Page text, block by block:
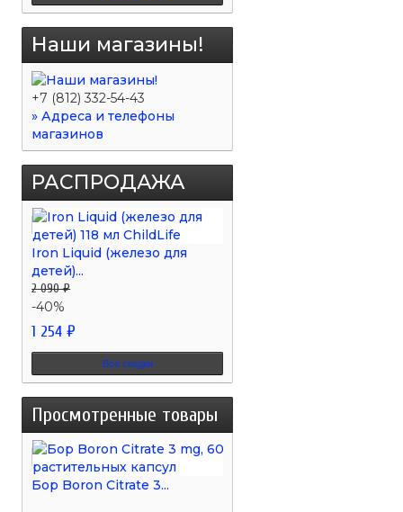
Наши магазины!
+7 (812) 332-54-43
» Адреса и телефоны
магазинов
РАСПРОДАЖА
Iron Liquid (железо для
детей)...
2 090 ₽
-40%
1 254 ₽
Все скидки
Просмотренные товары
Бор Boron Citrate 3...